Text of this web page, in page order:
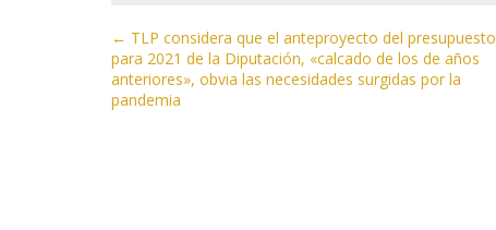
o
o
k
a
m
A
p
ar
ti
N
a
v
← TLP considera que el anteproyecto del presupuesto
para 2021 de la Diputación, «calcado de los de años
anteriores», obvia las necesidades surgidas por la
pandemia